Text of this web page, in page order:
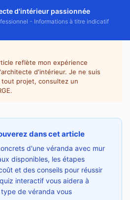
d'intérieur passionnée
- Informations à titre indicatif
reflète mon expérience
d'intérieur. Je ne suis
projet, consultez un
dans cet article
d'une véranda avec mur
disponibles, les étapes
et des conseils pour réussir
interactif vous aidera à
de véranda vous